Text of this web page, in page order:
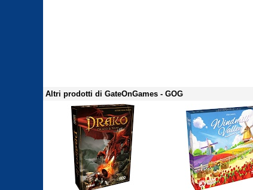
Altri prodotti di GateOnGames - GOG